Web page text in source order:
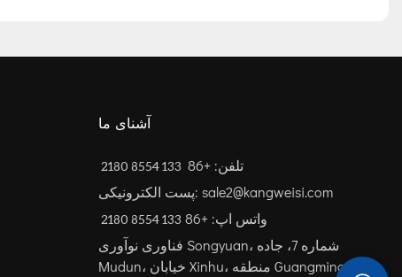
آشنای ما
تلفن: +86
پست الکترونیکی: sale2@kangweisi.com
واتس اپ: +86
فناوری نوآوری Songyuan، شماره 7، جاده
Mudun، خیابان Xinhu، منطقه Guangming،